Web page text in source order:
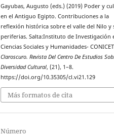
Gayubas, Augusto (eds.) (2019) Poder y
en el Antiguo Egipto. Contribuciones a la
reflexión histórica sobre el valle del Nilo y
periferias. Salta:Instituto de Investigación
Ciencias Sociales y Humanidades-
Claroscuro. Revista Del Centro De Estudios
Diversidad Cultural, (21), 1–8.
https://doi.org/10.35305/cl.vi21.129
Más formatos de cita
Número